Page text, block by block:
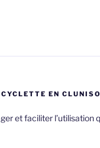
EN
et faciliter l’utilisation